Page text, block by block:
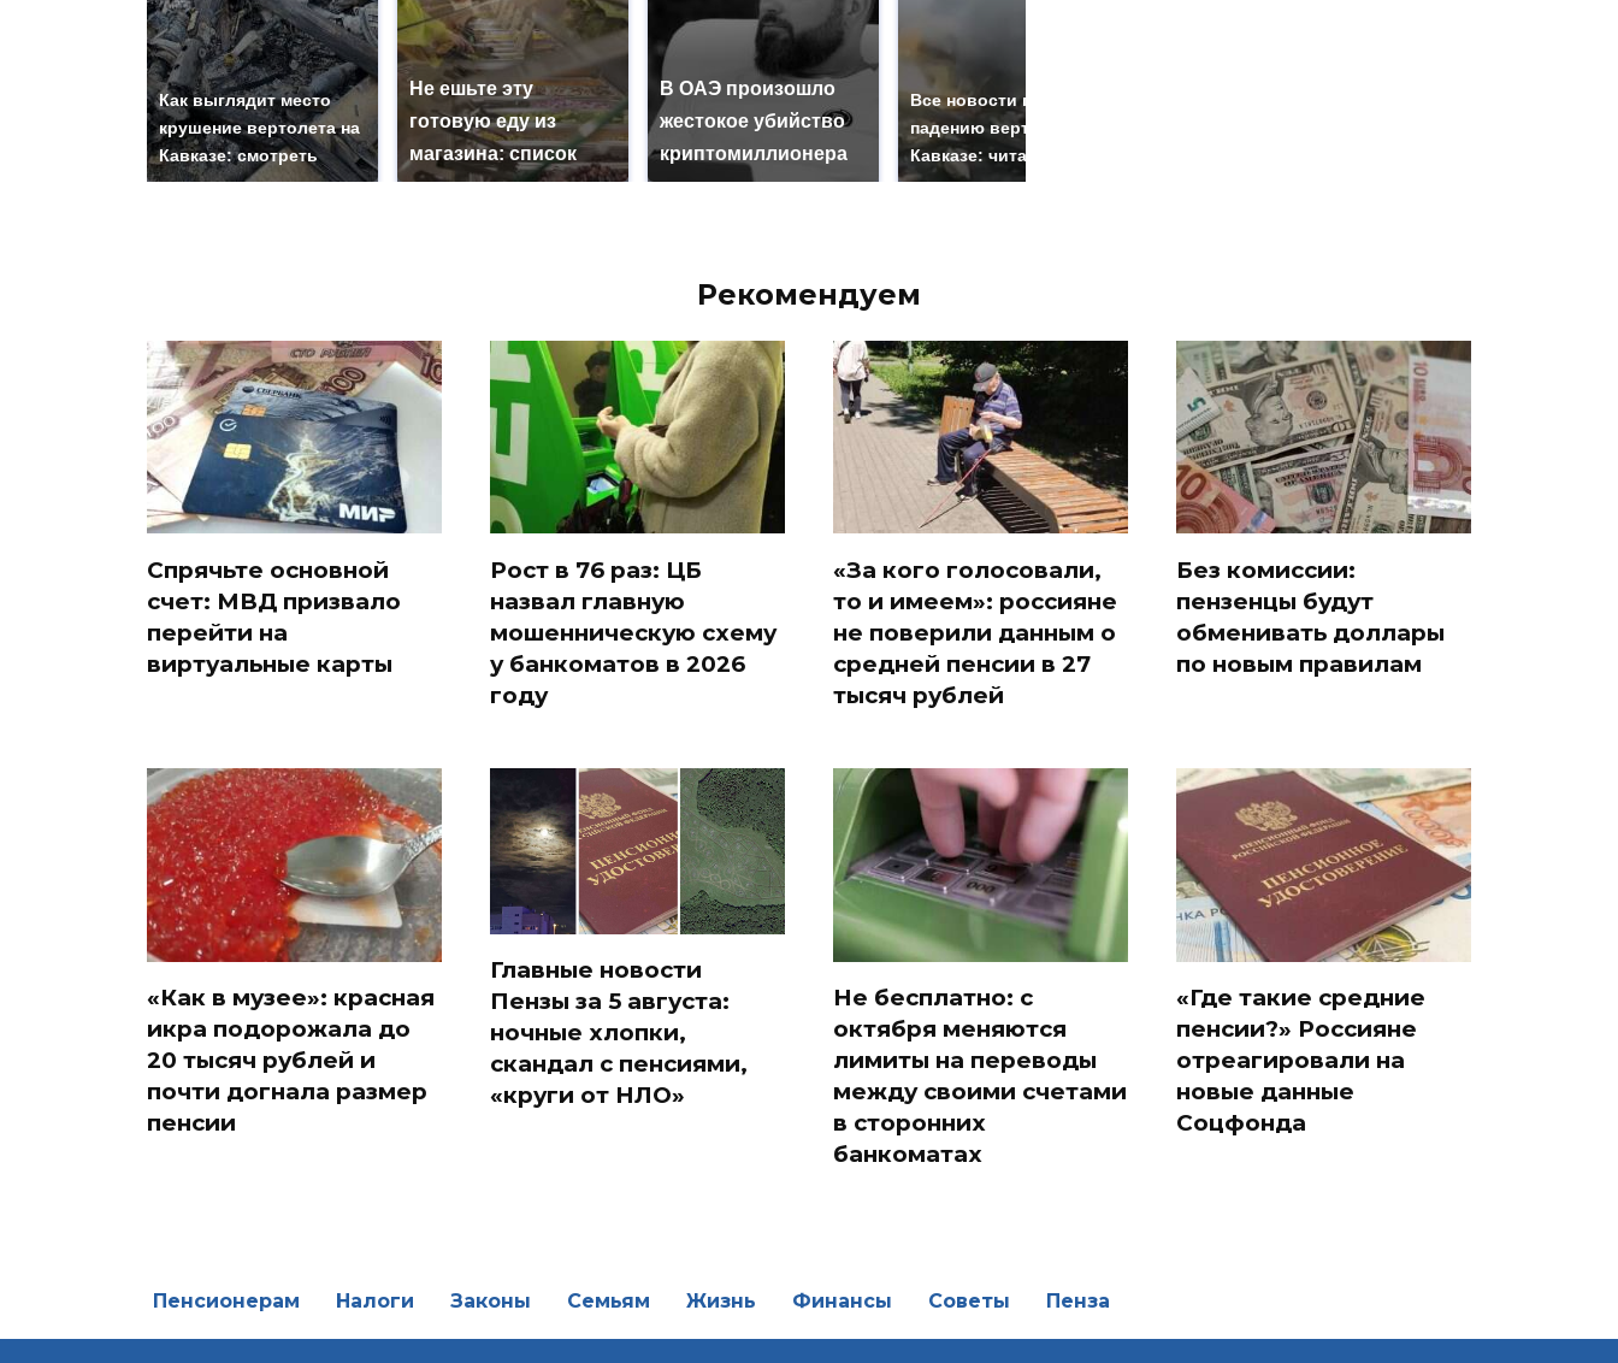
Как выглядит место
крушение вертолета на
Кавказе: смотреть
Не ешьте эту
готовую еду из
магазина: список
В ОАЭ произошло
жестокое убийство
криптомиллионера
Все новости по
падению вертолета на
Кавказе: читать здесь
Рекомендуем
Спрячьте основной
счет: МВД призвало
перейти на
виртуальные карты
Рост в 76 раз: ЦБ
назвал главную
мошенническую схему
у банкоматов в 2026
году
«За кого голосовали,
то и имеем»: россияне
не поверили данным о
средней пенсии в 27
тысяч рублей
Без комиссии:
пензенцы будут
обменивать доллары
по новым правилам
«Как в музее»: красная
икра подорожала до
20 тысяч рублей и
почти догнала размер
пенсии
Главные новости
Пензы за 5 августа:
ночные хлопки,
скандал с пенсиями,
«круги от НЛО»
Не бесплатно: с
октября меняются
лимиты на переводы
между своими счетами
в сторонних
банкоматах
«Где такие средние
пенсии?» Россияне
отреагировали на
новые данные
Соцфонда
Пенсионерам Налоги Законы Семьям Жизнь Финансы Советы Пенза